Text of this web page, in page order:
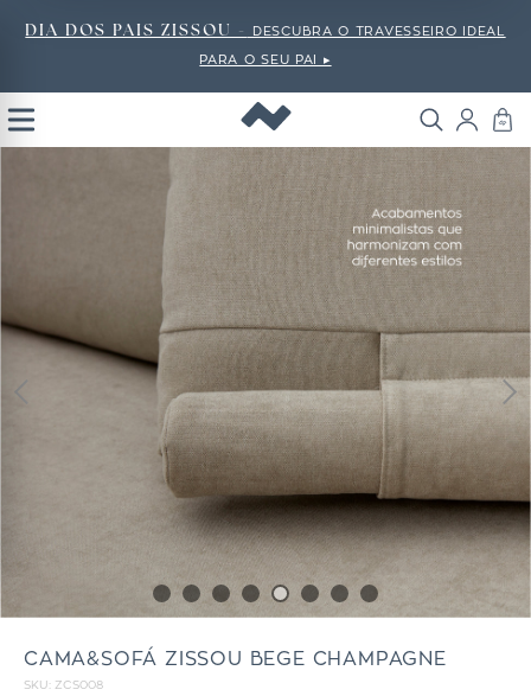
DIA DOS PAIS ZISSOU - DESCUBRA O TRAVESSEIRO IDEAL
PARA O SEU PAI ▸
Open
CAMA&SOFÁ ZISSOU BEGE CHAMPAGNE
SKU: ZCS008